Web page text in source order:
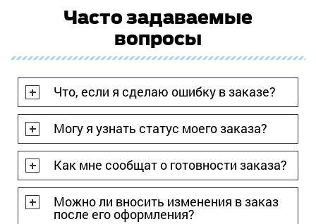
Часто задаваемые
вопросы
Что, если я сделаю ошибку в заказе?
Могу я узнать статус моего заказа?
Как мне сообщат о готовности заказа?
Можно ли вносить изменения в заказ
после его оформления?